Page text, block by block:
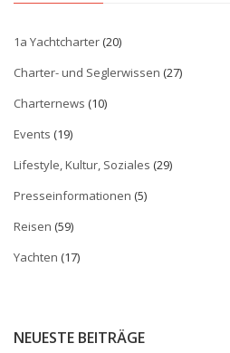
1a Yachtcharter(20)
Charter- und Seglerwissen (27)
Charternews (10)
Events (19)
Lifestyle, Kultur, Soziales (29)
Presseinformationen (5)
Reisen (59)
Yachten (17)
NEUESTE BEITRÄGE